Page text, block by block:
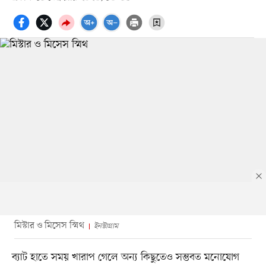
মিস্টার ও মিসেস স্মিথ ইনস্টাগ্রাম
ব্যাট হাতে সময় খারাপ গেলে অন্য কিছুতেও সম্ভবত মনোযোগ